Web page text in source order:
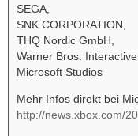
SEGA,
SNK CORPORATION,
THQ Nordic GmbH,
Warner Bros.
Microsoft Studios
Mehr Infos direkt bei
http://news.xbox.com/